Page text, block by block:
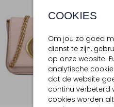
COOKIES
Om jou zo goed
dienst te zijn,
op onze website.
analytische
dat de website
continu verbeterd
cookies worden